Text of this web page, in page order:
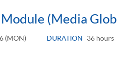
(Media
(MON) DURATION 36 hours